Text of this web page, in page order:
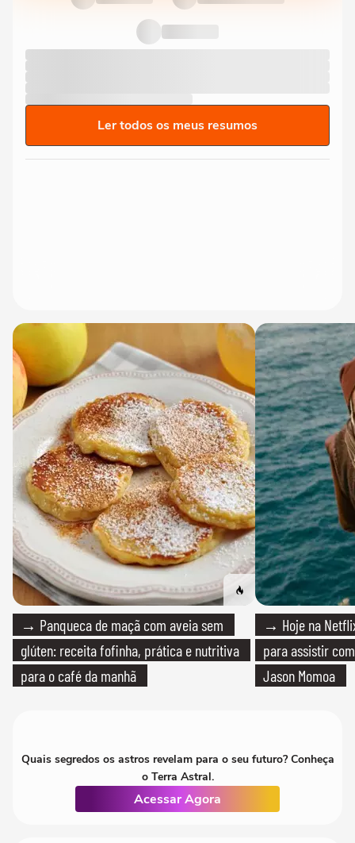
Ler todos os meus resumos
→ Panqueca de maçã com aveia sem
glúten: receita fofinha, prática e nutritiva
para o café da manhã
→ Hoje na
para assistir
Jason Momoa
Quais segredos os astros revelam para o seu futuro? Conheça
o Terra Astral.
Acessar Agora